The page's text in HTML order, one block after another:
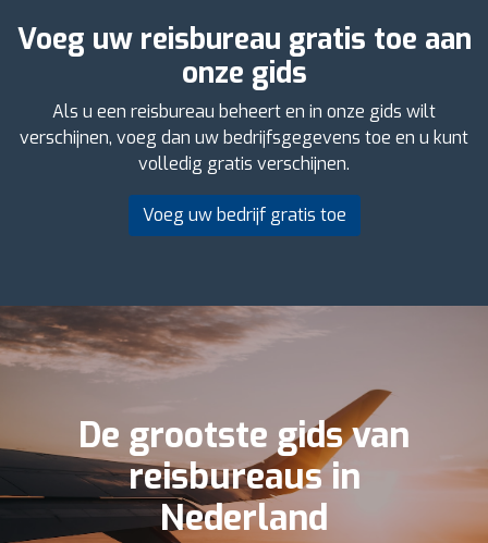
Voeg uw reisbureau gratis toe aan
onze gids
Als u een reisbureau beheert en in onze gids wilt
verschijnen, voeg dan uw bedrijfsgegevens toe en u kunt
volledig gratis verschijnen.
Voeg uw bedrijf gratis toe
De grootste gids van
reisbureaus in
Nederland